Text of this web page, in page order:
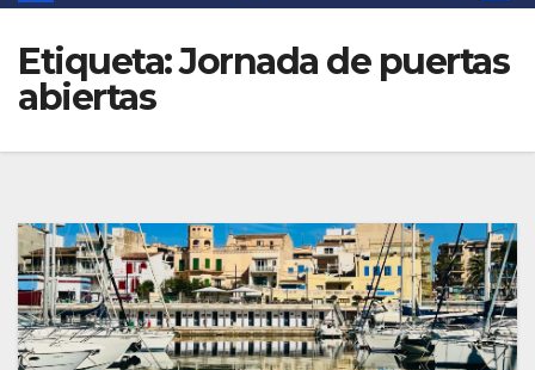
Etiqueta:Jornada de puertas
abiertas